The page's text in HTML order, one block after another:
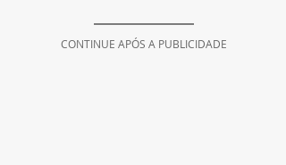
CONTINUE APÓS A PUBLICIDADE